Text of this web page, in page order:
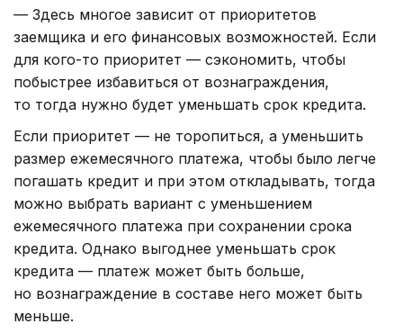
— Здесь многое зависит от приоритетов
заемщика и его финансовых возможностей. Если
для кого-то приоритет — сэкономить, чтобы
побыстрее избавиться от вознаграждения,
то тогда нужно будет уменьшать срок кредита.
Если приоритет — не торопиться, а уменьшить
размер ежемесячного платежа, чтобы было легче
погашать кредит и при этом откладывать, тогда
можно выбрать вариант с уменьшением
ежемесячного платежа при сохранении срока
кредита. Однако выгоднее уменьшать срок
кредита — платеж может быть больше,
но вознаграждение в составе него может быть
меньше.